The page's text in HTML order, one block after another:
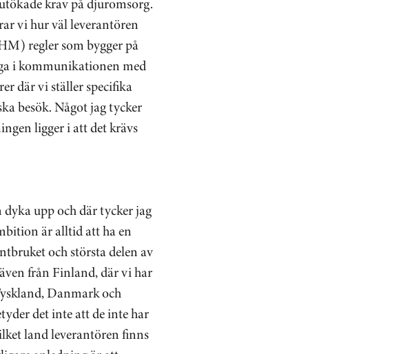
vi hur väl leverantören
regler som bygger på
i kommunikationen med
där vi ställer specifika
besök. Något jag tycker
ligger i att det krävs
upp och där tycker jag
är alltid att ha en
och största delen av
från Finland, där vi har
Danmark och
det inte att de inte har
land leverantören finns